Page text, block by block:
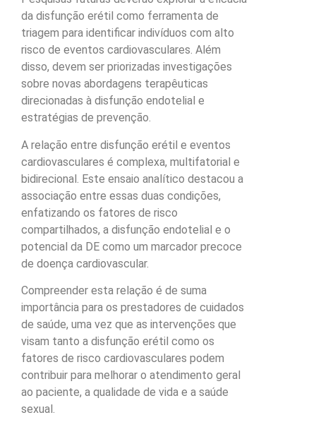
da disfunção erétil como ferramenta de
triagem para identificar indivíduos com alto
risco de eventos cardiovasculares. Além
disso, devem ser priorizadas investigações
sobre novas abordagens terapêuticas
direcionadas à disfunção endotelial e
estratégias de prevenção.
A relação entre disfunção erétil e eventos
cardiovasculares é complexa, multifatorial e
bidirecional. Este ensaio analítico destacou a
associação entre essas duas condições,
enfatizando os fatores de risco
compartilhados, a disfunção endotelial e o
potencial da DE como um marcador precoce
de doença cardiovascular.
Compreender esta relação é de suma
importância para os prestadores de cuidados
de saúde, uma vez que as intervenções que
visam tanto a disfunção erétil como os
fatores de risco cardiovasculares podem
contribuir para melhorar o atendimento geral
ao paciente, a qualidade de vida e a saúde
sexual.